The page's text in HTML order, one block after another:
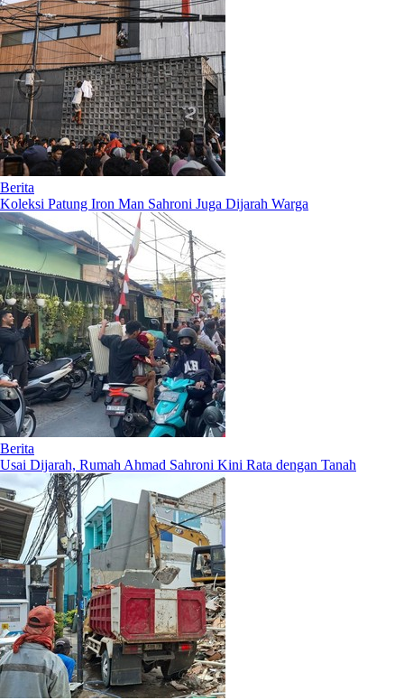
Berita
Koleksi Patung Iron Man Sahroni Juga Dijarah Warga
Berita
Usai Dijarah, Rumah Ahmad Sahroni Kini Rata dengan Tanah